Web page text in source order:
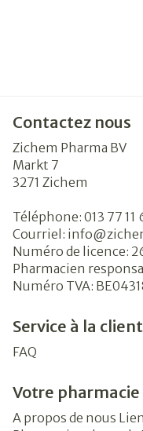
Contactez nous
Zichem Pharma BV
Markt 7
3271 Zichem
Téléphone: 013 77 11
Courriel: info@
Numéro de licence:
Pharmacien
Numéro TVA:
Service à la
FAQ
Votre pharmacie
A propos de nous